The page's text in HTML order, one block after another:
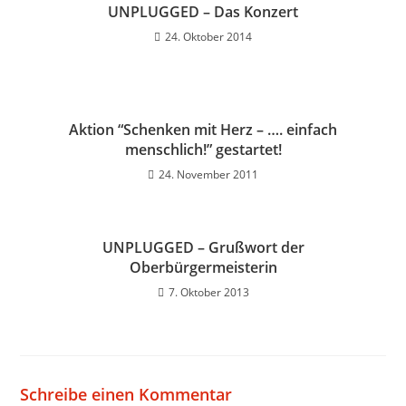
UNPLUGGED – Das Konzert
24. Oktober 2014
Aktion “Schenken mit Herz – …. einfach
menschlich!” gestartet!
24. November 2011
UNPLUGGED – Grußwort der
Oberbürgermeisterin
7. Oktober 2013
Schreibe einen Kommentar